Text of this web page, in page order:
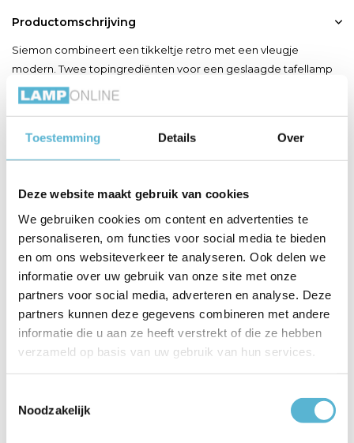
Toestemming Details Over
Deze website maakt gebruik van cookies
We gebruiken cookies om content en advertenties te
personaliseren, om functies voor social media te bieden
en om ons websiteverkeer te analyseren. Ook delen we
informatie over uw gebruik van onze site met onze
partners voor social media, adverteren en analyse. Deze
partners kunnen deze gegevens combineren met andere
informatie die u aan ze heeft verstrekt of die ze hebben
verzameld op basis van uw gebruik van hun services.
Noodzakelijk
Productomschrijving
Siemon combineert een tikkeltje retro met een vleugje
modern. Twee topingrediënten voor een geslaagde tafellamp
in je woonkamer of eetkamer. Deze lamp is gemaakt uit
hoogwaardig staal. Door zijn vormgeving en hoogte van 40
Middenin de halfronde lampenkap vind je de lichtbron die het
licht ...
Toon meer
Productspecificaties
Artikelnummer 45596/01/44
EAN 5411212451552
Leverancier Lucide
Breedte 25
Toon meer